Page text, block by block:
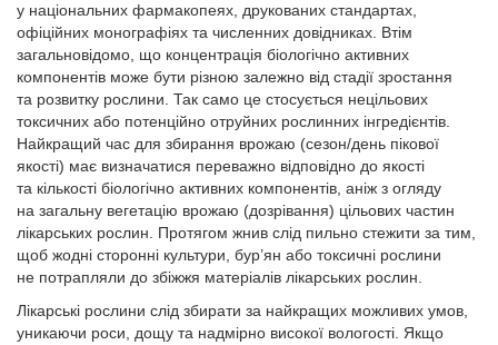
у національних фармакопеях, друкованих стандартах,
офіційних монографіях та численних довідниках. Втім
загальновідомо, що концентрація біологічно активних
компонентів може бути різною залежно від стадії зростання
та розвитку рослини. Так само це стосується нецільових
токсичних або потенційно отруйних рослинних інгредієнтів.
Найкращий час для збирання врожаю (сезон/день пікової
якості) має визначатися переважно відповідно до якості
та кількості біологічно активних компонентів, аніж з огляду
на загальну вегетацію врожаю (дозрівання) цільових частин
лікарських рослин. Протягом жнив слід пильно стежити за тим,
щоб жодні сторонні культури, бур’ян або токсичні рослини
не потрапляли до збіжжя матеріалів лікарських рослин.
Лікарські рослини слід збирати за найкращих можливих умов,
уникаючи роси, дощу та надмірно високої вологості. Якщо